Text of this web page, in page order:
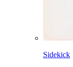
Sidekick